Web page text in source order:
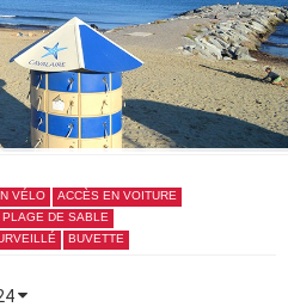
VÉLO
ACCÈS EN VOITURE
PLAGE DE SABLE
BUVETTE